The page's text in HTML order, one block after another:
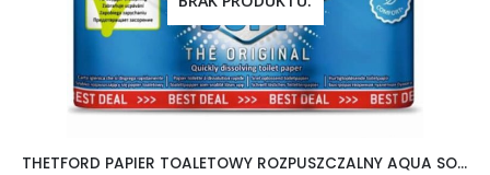
THETFORD PAPIER TOALETOWY ROZPUSZCZALNY AQUA SOFT 6 ROLEK